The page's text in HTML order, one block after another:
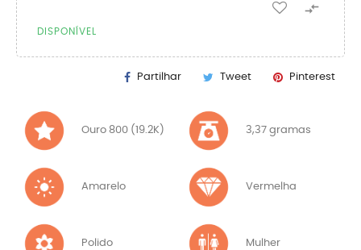

DISPONÍVEL
Partilhar Tweet Pinterest
Ouro 800 (19.2K) 3,37 gramas
Amarelo Vermelha
Polido Mulher